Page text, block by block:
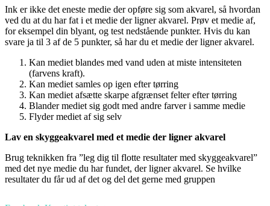
Ink er ikke det eneste medie der opføre sig som akvarel, så hvordan
ved du at du har fat i et medie der ligner akvarel. Prøv et medie af,
for eksempel din blyant, og test nedstående punkter. Hvis du kan
svare ja til 3 af de 5 punkter, så har du et medie der ligner akvarel.
Kan mediet blandes med vand uden at miste intensiteten
(farvens kraft).
Kan mediet samles op igen efter tørring
Kan mediet afsætte skarpe afgrænset felter efter tørring
Blander mediet sig godt med andre farver i samme medie
Flyder mediet af sig selv
Lav en skyggeakvarel med et medie der ligner akvarel
Brug teknikken fra ”leg dig til flotte resultater med skyggeakvarel”
med det nye medie du har fundet, der ligner akvarel. Se hvilke
resultater du får ud af det og del det gerne med gruppen